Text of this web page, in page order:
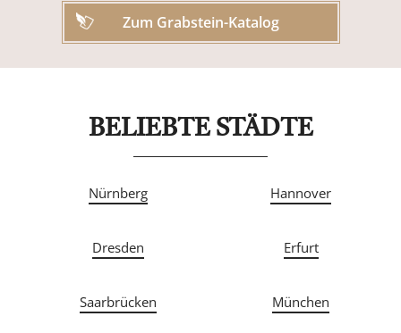
Zum Grabstein-Katalog
BELIEBTE STÄDTE
Nürnberg Hannover
Dresden Erfurt
Saarbrücken München